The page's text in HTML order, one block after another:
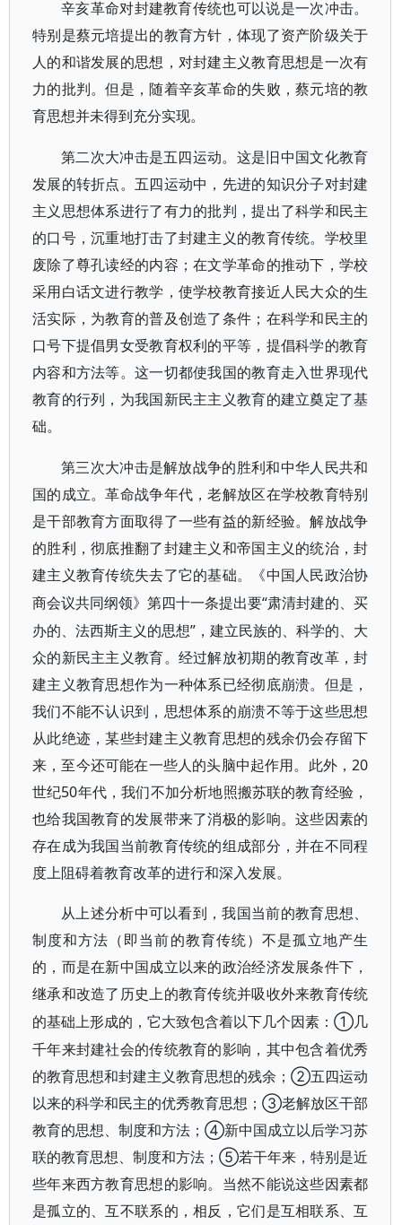
辛亥革命对封建教育传统也可以说是一次冲击。
特别是蔡元培提出的教育方针，体现了资产阶级关于
人的和谐发展的思想，对封建主义教育思想是一次有
力的批判。但是，随着辛亥革命的失败，蔡元培的教
育思想并未得到充分实现。
第二次大冲击是五四运动。这是旧中国文化教育
发展的转折点。五四运动中，先进的知识分子对封建
主义思想体系进行了有力的批判，提出了科学和民主
的口号，沉重地打击了封建主义的教育传统。学校里
废除了尊孔读经的内容；在文学革命的推动下，学校
采用白话文进行教学，使学校教育接近人民大众的生
活实际，为教育的普及创造了条件；在科学和民主的
口号下提倡男女受教育权利的平等，提倡科学的教育
内容和方法等。这一切都使我国的教育走入世界现代
教育的行列，为我国新民主主义教育的建立奠定了基
础。
第三次大冲击是解放战争的胜利和中华人民共和
国的成立。革命战争年代，老解放区在学校教育特别
是干部教育方面取得了一些有益的新经验。解放战争
的胜利，彻底推翻了封建主义和帝国主义的统治，封
建主义教育传统失去了它的基础。《中国人民政治协
商会议共同纲领》第四十一条提出要“肃清封建的、买
办的、法西斯主义的思想”，建立民族的、科学的、大
众的新民主主义教育。经过解放初期的教育改革，封
建主义教育思想作为一种体系已经彻底崩溃。但是，
我们不能不认识到，思想体系的崩溃不等于这些思想
从此绝迹，某些封建主义教育思想的残余仍会存留下
来，至今还可能在一些人的头脑中起作用。此外，20
世纪50年代，我们不加分析地照搬苏联的教育经验，
也给我国教育的发展带来了消极的影响。这些因素的
存在成为我国当前教育传统的组成部分，并在不同程
度上阻碍着教育改革的进行和深入发展。
从上述分析中可以看到，我国当前的教育思想、
制度和方法（即当前的教育传统）不是孤立地产生
的，而是在新中国成立以来的政治经济发展条件下，
继承和改造了历史上的教育传统并吸收外来教育传统
的基础上形成的，它大致包含着以下几个因素：①几
千年来封建社会的传统教育的影响，其中包含着优秀
的教育思想和封建主义教育思想的残余；②五四运动
以来的科学和民主的优秀教育思想；③老解放区干部
教育的思想、制度和方法；④新中国成立以后学习苏
联的教育思想、制度和方法；⑤若干年来，特别是近
些年来西方教育思想的影响。当然不能说这些因素都
是孤立的、互不联系的，相反，它们是互相联系、互